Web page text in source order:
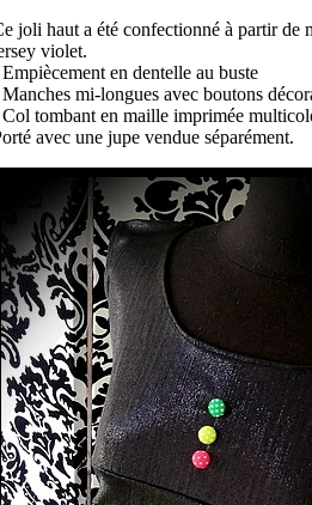
joli haut a été confectionné à partir de
violet.
en dentelle au buste
mi-longues avec boutons
tombant en maille imprimée
avec une jupe vendue séparément.